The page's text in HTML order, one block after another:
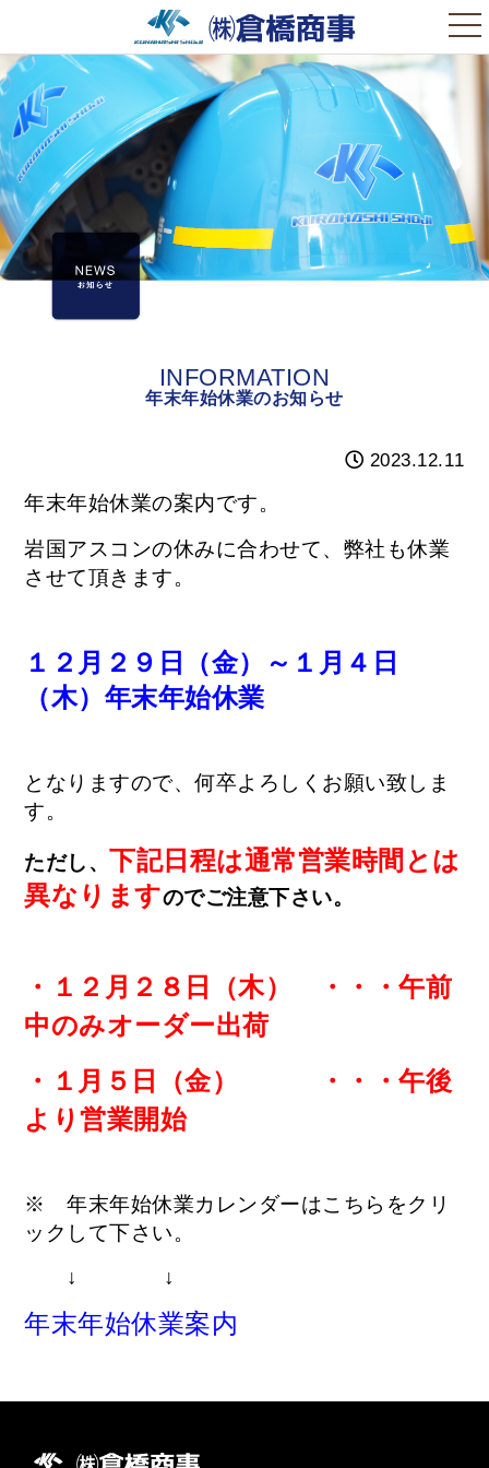
t
o
g
a
t
o
n
INFORMATION
年末年始休業のお知らせ
2023.12.11
年末年始休業の案内です。
岩国アスコンの休みに合わせて、弊社も休業
させて頂きます。
１２月２９日（金）～１月４日
（木）年末年始休業
となりますので、何卒よろしくお願い致しま
す。
ただし、 下記日程は通常営業時間とは
異なりますのでご注意下さい。
・１２月２８日（木） ・・・午前
中のみオーダー出荷
・１月５日（金） ・・・午後
より営業開始
※ 年末年始休業カレンダーはこちらをクリ
ックして下さい。
↓ ↓
年末年始休業案内